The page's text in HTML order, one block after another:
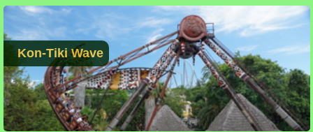
Kon-Tiki Wave